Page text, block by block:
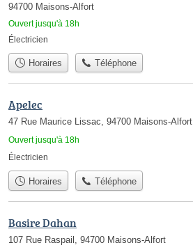
94700 Maisons-Alfort
Ouvert jusqu'à 18h
Électricien
Horaires Téléphone
Apelec
47 Rue Maurice Lissac, 94700 Maisons-Alfort
Ouvert jusqu'à 18h
Électricien
Horaires Téléphone
Basire Dahan
107 Rue Raspail, 94700 Maisons-Alfort